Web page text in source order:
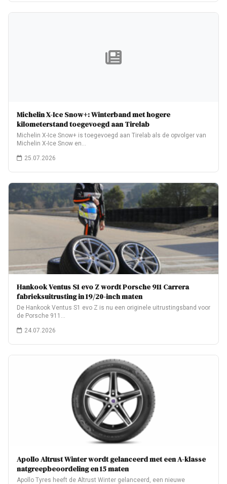
Michelin X-Ice Snow+: Winterband met hogere
kilometerstand toegevoegd aan Tirelab
Michelin X-Ice Snow+ is toegevoegd aan Tirelab als de opvolger van
Michelin X-Ice Snow en…
25.07.2026
Hankook Ventus S1 evo Z wordt Porsche 911 Carrera
fabrieksuitrusting in 19/20-inch maten
De Hankook Ventus S1 evo Z is nu een originele uitrustingsband voor
de Porsche 911…
24.07.2026
Apollo Altrust Winter wordt gelanceerd met een A-klasse
natgreepbeoordeling en 15 maten
Apollo Tyres heeft de Altrust Winter gelanceerd, een nieuwe